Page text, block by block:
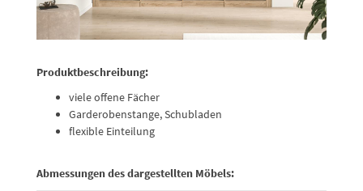
Produktbeschreibung:
viele offene Fächer
Garderobenstange, Schubladen
flexible Einteilung
Abmessungen des dargestellten Möbels: